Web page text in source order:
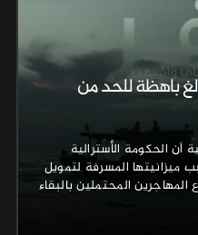
باهظة للحد من
الحكومة الأسترالية
ميزانيتها المسرفة لتمويل
المحتملين بالبقاء